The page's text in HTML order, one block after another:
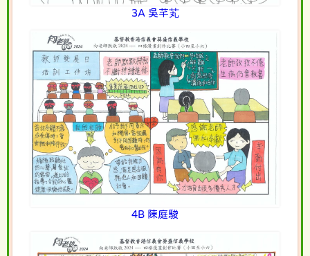
3A 吳芊芄
4B 陳庭駿